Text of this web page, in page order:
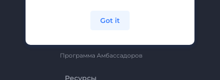
Программа Амбассадоров
Ресурсы
Got it